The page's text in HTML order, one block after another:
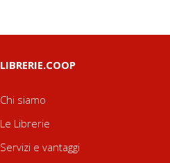
LIBRERIE.COOP
Chi siamo
Le Librerie
Servizi e vantaggi